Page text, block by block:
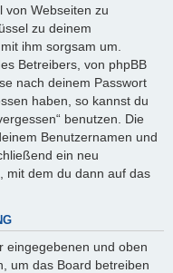
von Webseiten zu
zu deinem
ihm sorgsam um.
Betreibers, von phpBB
nach deinem Passwort
haben, so kannst du
benutzen. Die
Benutzernamen und
ein neu
mit dem du dann auf das
eingegebenen und oben
um das Board betreiben